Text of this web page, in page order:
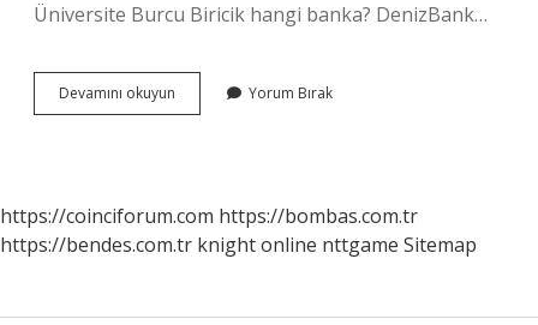
Üniversite Burcu Biricik hangi banka? DenizBank…
Devamını okuyun
Biricik
Yorum Bırak
https://coinciforum.com https://bombas.com.tr
https://bendes.com.tr knight online nttgame Sitemap